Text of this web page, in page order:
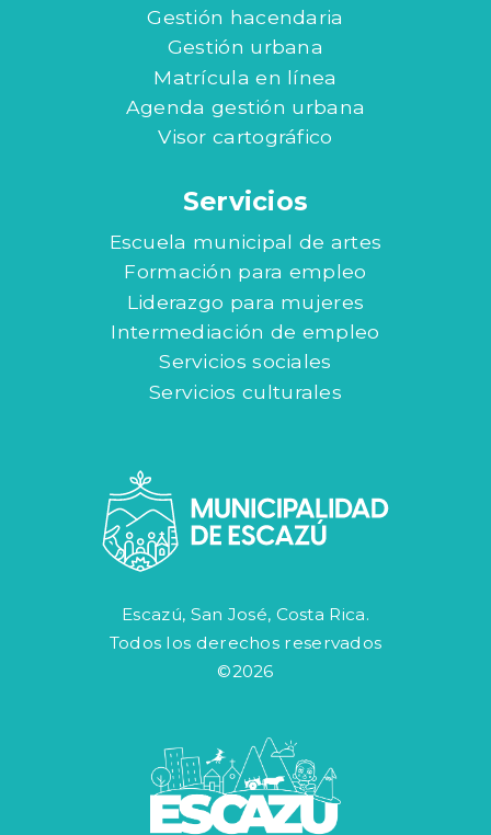
Gestión hacendaria
Gestión urbana
Matrícula en línea
Agenda gestión urbana
Visor cartográfico
Servicios
Escuela municipal de artes
Formación para empleo
Liderazgo para mujeres
Intermediación de empleo
Servicios sociales
Servicios culturales
Escazú, San José, Costa Rica.
Todos los derechos reservados
©2026